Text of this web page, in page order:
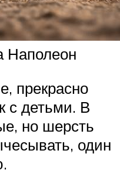
Наполеон
прекрасно
с детьми. В
но шерсть
один